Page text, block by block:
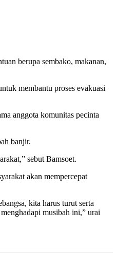
berupa sembako, makanan,
membantu proses evakuasi
anggota komunitas pecinta
banjir.
sebut Bamsoet.
akan mempercepat
kita harus turut serta
musibah ini,” urai